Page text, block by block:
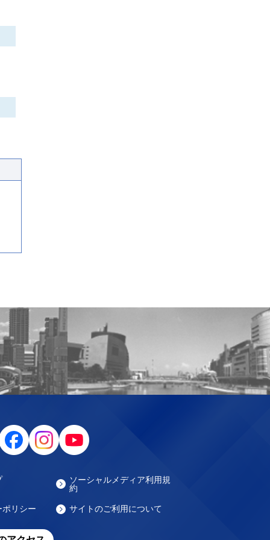
ソーシャルメディア利用規
約
リシー サイトのご利用について